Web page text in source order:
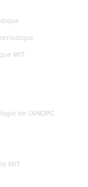
MIT
de l’ANDPC
MIT